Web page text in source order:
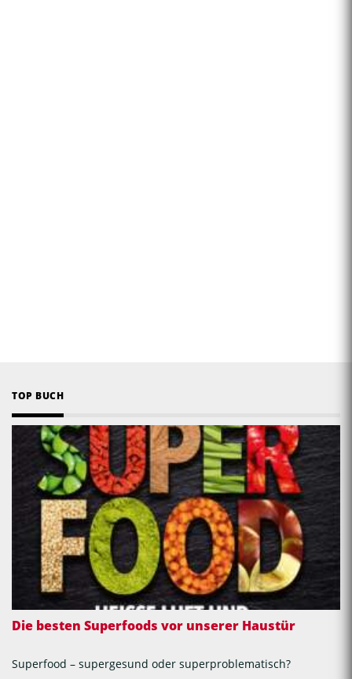
TOP BUCH
Die besten Superfoods vor unserer Haustür
Superfood – supergesund oder superproblematisch?